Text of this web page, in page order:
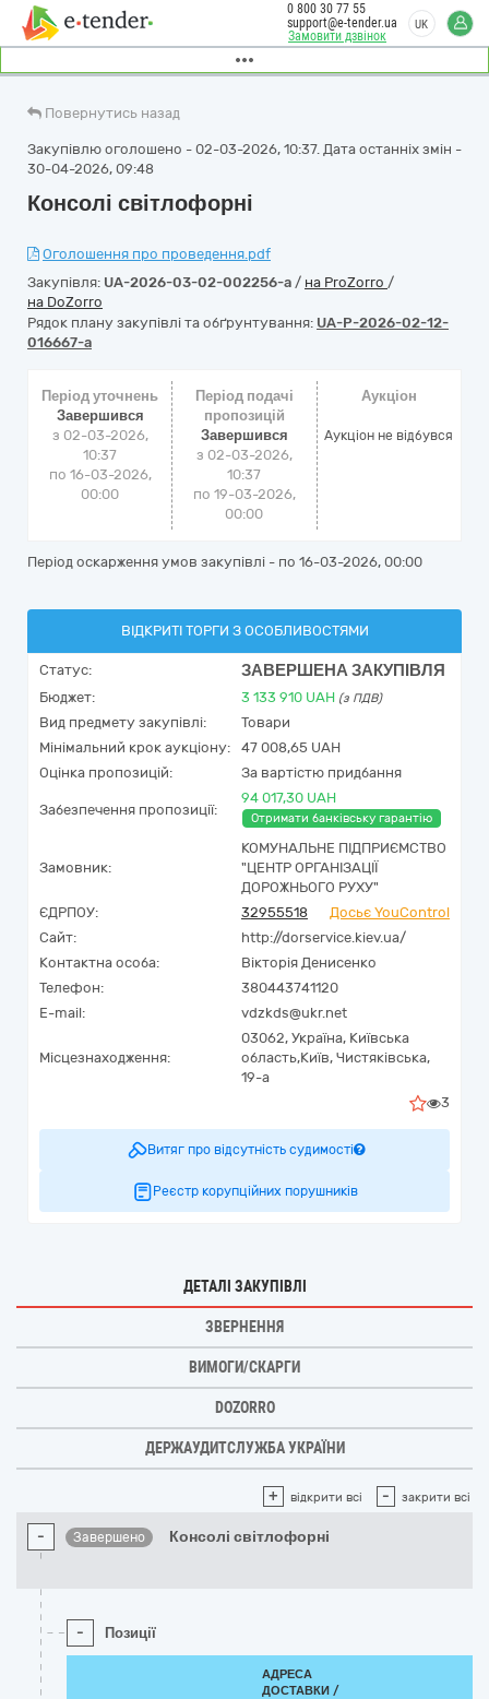
Замовити дзвінок
0 800 30 77 55
support@e-tender.ua
UK
Повернутись назад
Закупівлю оголошено - 02-03-2026, 10:37. Дата останніх змін -
30-04-2026, 09:48
Консолі світлофорні
Оголошення про проведення.pdf
Закупівля: UA-2026-03-02-002256-a / на ProZorro /
на DoZorro
Рядок плану закупівлі та обґрунтування: UA-P-2026-02-12-
016667-a
Період уточнень
Завершився
з 02-03-2026,
10:37
по 16-03-2026,
00:00
Період подачі
пропозицій
Завершився
з 02-03-2026,
10:37
по 19-03-2026,
00:00
Аукціон
Аукціон не відбувся
Період оскарження умов закупівлі - по 16-03-2026, 00:00
ВІДКРИТІ ТОРГИ З ОСОБЛИВОСТЯМИ
Статус: ЗАВЕРШЕНА ЗАКУПІВЛЯ
Бюджет: 3 133 910 UAH (з ПДВ)
Вид предмету закупівлі:
Товари
Мінімальний крок аукціону:
47 008,65 UAH
Оцінка пропозицій:
За вартістю придбання
Забезпечення пропозиції:
94 017,30 UAH
Отримати банківську гарантію
Замовник:
КОМУНАЛЬНЕ ПІДПРИЄМСТВО
"ЦЕНТР ОРГАНІЗАЦІЇ
ДОРОЖНЬОГО РУХУ"
ЄДРПОУ:
32955518
Досьє YouControl
Сайт:
http://dorservice.kiev.ua/
Контактна особа:
Вікторія Денисенко
Телефон:
380443741120
E-mail:
vdzkds@ukr.net
Місцезнаходження:
03062, Україна, Київська
область,Київ, Чистяківська,
19-а
3
Витяг про відсутність судимості
Реєстр корупційних порушників
ДЕТАЛІ ЗАКУПІВЛІ
ЗВЕРНЕННЯ
ВИМОГИ/СКАРГИ
DOZORRO
ДЕРЖАУДИТСЛУЖБА УКРАЇНИ
+ відкрити всі - закрити всі
- Завершено Консолі світлофорні
- Позиції
АДРЕСА
ДОСТАВКИ /